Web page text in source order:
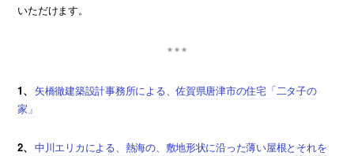
いただけます。
1、
矢橋徹建築設計事務所による、佐賀県唐津市の住宅「二タ子の
家」
2、
中川エリカによる、熱海の、敷地形状に沿った薄い屋根とそれを